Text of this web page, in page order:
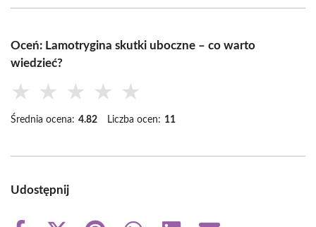
Oceń: Lamotrygina skutki uboczne – co warto
wiedzieć?
★ ★ ★ ★ ★
Średnia ocena: 4.82 Liczba ocen: 11
Udostępnij